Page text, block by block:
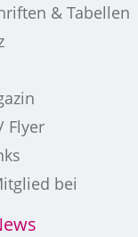
& Tabellen
Flyer
bei